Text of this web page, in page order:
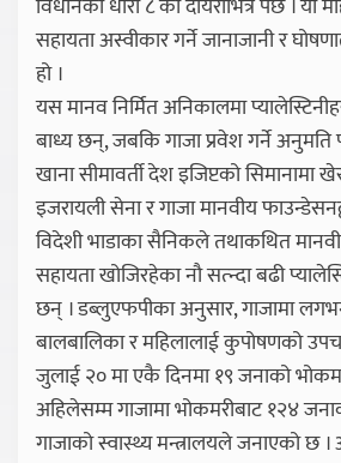
सहायता अस्वीकार गर्ने जानाजानी र
हो ।
यस मानव निर्मित अनिकालमा
बाध्य छन्, जबकि गाजा प्रवेश गर्ने अनुमति
खाना सीमावर्ती देश इजिप्टको सिमानामा
इजरायली सेना र गाजा मानवीय
विदेशी भाडाका सैनिकले तथाकथित
सहायता खोजिरहेका नौ सत्न्दा बढी
छन् । डब्लुएफपीका अनुसार, गाजामा
बालबालिका र महिलालाई कुपोषणको
जुलाई २० मा एकै दिनमा १९ जनाको
अहिलेसम्म गाजामा भोकमरीबाट १२४
गाजाको स्वास्थ्य मन्त्रालयले जनाएको छ